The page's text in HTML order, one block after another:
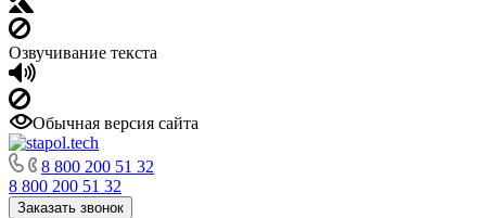
Озвучивание текста
Обычная версия сайта
8 800 200 51 32
8 800 200 51 32
Заказать звонок